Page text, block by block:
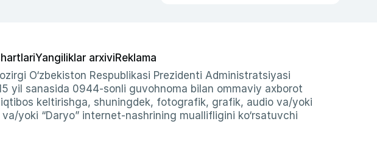
Yangiliklar arxiviReklama
O‘zbekiston Respublikasi Prezidenti Administratsiyasi
yil sanasida 0944-sonli guvohnoma bilan ommaviy axborot
keltirishga, shuningdek, fotografik, grafik, audio va/yoki
yoki “Daryo” internet-nashrining muallifligini ko‘rsatuvchi